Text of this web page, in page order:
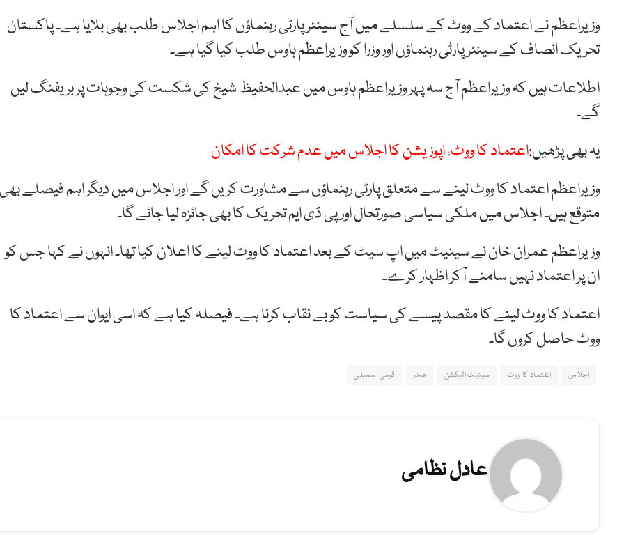
وزیراعظم نے اعتماد کے ووٹ کے سلسلے میں آج سینئر پارٹی رہنماؤں کا اہم اجلاس طلب بھی بلایا ہے۔ پاکستان
تحریک انصاف کے سینئر پارٹی رہنماؤں اور وزرا کو وزیراعظم ہاوس طلب کیا گیا ہے۔
اطلاعات ہیں کہ وزیراعظم آج سہ پہر وزیراعظم ہاوس میں عبدالحفیظ شیخ کی شکست کی وجوہات پر بریفنگ لیں
گے۔
یہ بھی پڑھیں:اعتماد کا ووٹ، اپوزیشن کا اجلاس میں عدم شرکت کا امکان
وزیراعظم اعتماد کا ووٹ لینے سے متعلق پارٹی رہنماؤں سے مشاورت کریں گے اور اجلاس میں دیگر اہم فیصلے بھی
متوقع ہیں۔ اجلاس میں ملکی سیاسی صورتحال اور پی ڈی ایم تحریک کا بھی جائزہ لیا جائے گا۔
وزیراعظم عمران خان نے سینیٹ میں اپ سیٹ کے بعد اعتماد کا ووٹ لینے کا اعلان کیا تھا۔ انہوں نے کہا جس کو
ان پر اعتماد نہیں سامنے آکر اظہار کرے۔
اعتماد کا ووٹ لینے کا مقصد پیسے کی سیاست کو بے نقاب کرنا ہے۔ فیصلہ کیا ہے کہ اسی ایوان سے اعتماد کا
ووٹ حاصل کروں گا۔
اجلاس اعتماد کا ووٹ سینیٹ الیکشن صدر قومی اسمبلی
عادل نظامی